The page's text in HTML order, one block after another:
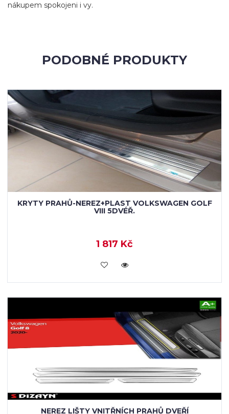
nákupem spokojeni i vy.
PODOBNÉ PRODUKTY
KRYTY PRAHŮ-NEREZ+PLAST VOLKSWAGEN GOLF
VIII 5DVÉŘ.
1 817 Kč
KOUPIT
NEREZ LIŠTY VNITŘNÍCH PRAHŮ DVEŘÍ